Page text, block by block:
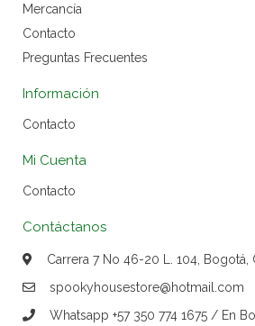
Mercancía
Contacto
Preguntas Frecuentes
Información
Contacto
Mi Cuenta
Contacto
Contáctanos
Carrera 7 No 46-20 L. 104, Bogotá,
spookyhousestore@hotmail.com
Whatsapp +57 350 774 1675 / En